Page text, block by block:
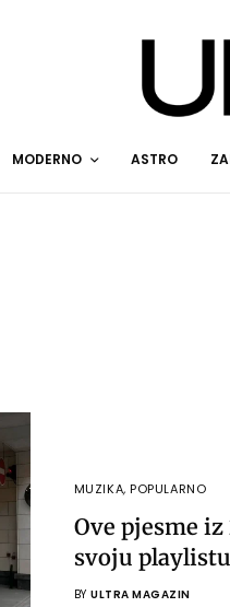
MODERNO ASTRO
MUZIKA,POPULARNO
Ove pjesme
svoju playlistu
BY ULTRA MAGAZIN